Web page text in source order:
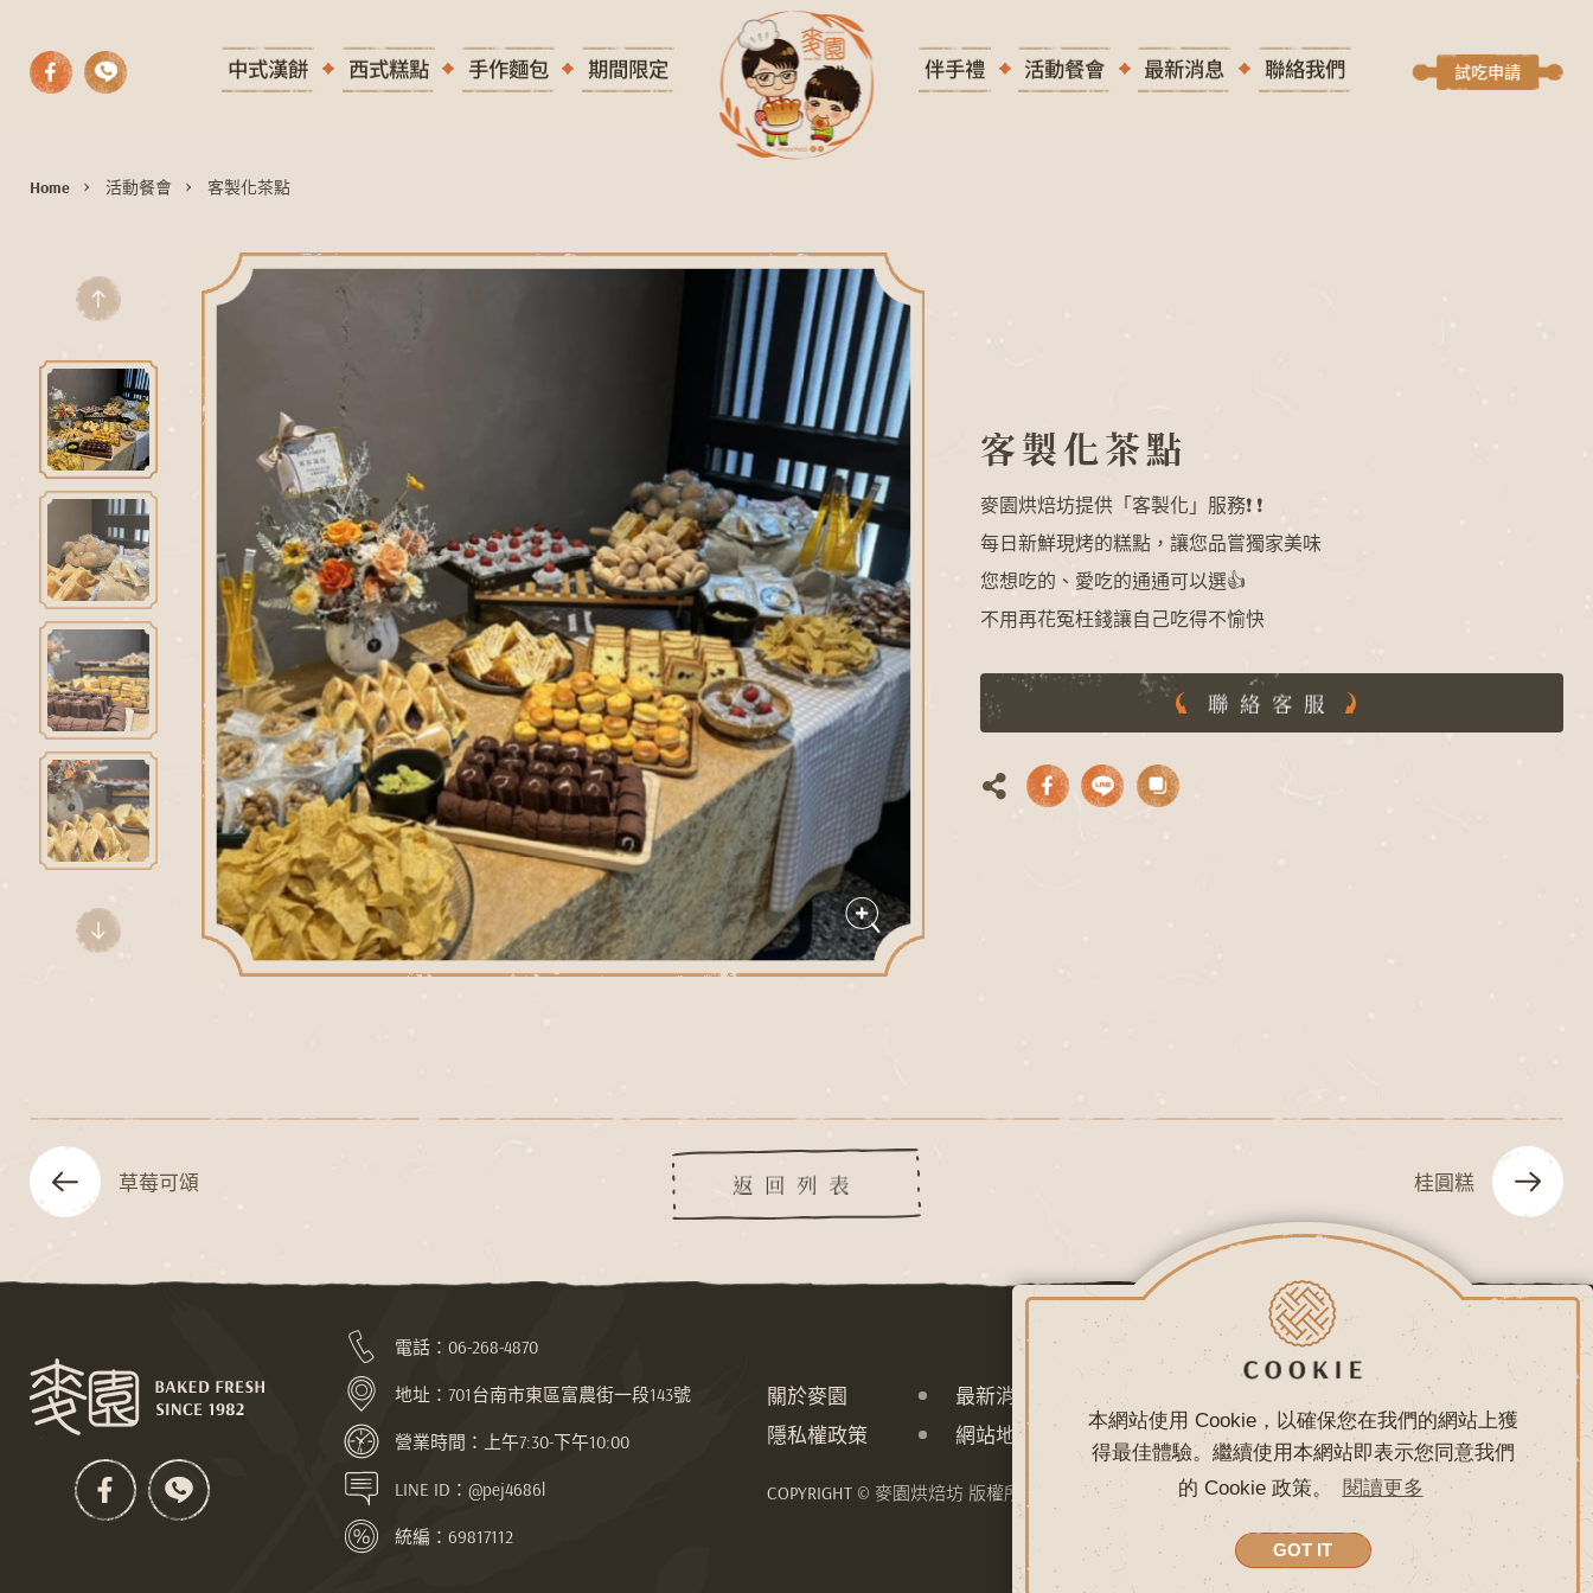
本網站使用 Cookie，以確保您在我們的網站上獲
得最佳體驗。繼續使用本網站即表示您同意我們
的 Cookie 政策。
閱讀更多
GOT IT
G
I
D
A
O
L
化
試吃申請
中式漢餅 西式糕點 手作麵包 期間限定 伴手禮 活動餐會 最新消息 聯絡我們
Home 活動餐會 客製化茶點
客製化茶點
麥園烘焙坊提供「客製化」服務❗ ❗
每日新鮮現烤的糕點，讓您品嘗獨家美味
您想吃的、愛吃的通通可以選👍
不用再花冤枉錢讓自己吃得不愉快
聯絡客服
草莓可頌 桂圓糕
返回列表
電話： 06-268-4870
地址： 701台南市東區富農街一段143號
營業時間：上午7:30-下午10:00
LINE ID：@pej4686l
統編：69817112
關於麥園 最新消息
聯絡我們
隱私權政策
網站地圖
COPYRIGHT © 麥園烘焙坊 版權所有 網頁設計 - 鉅潞科技